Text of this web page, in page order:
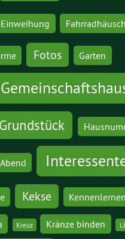
Einweihung
Fotos Garten
Grundstück
Kekse Kennenlernen
Kreuz Kränze binden